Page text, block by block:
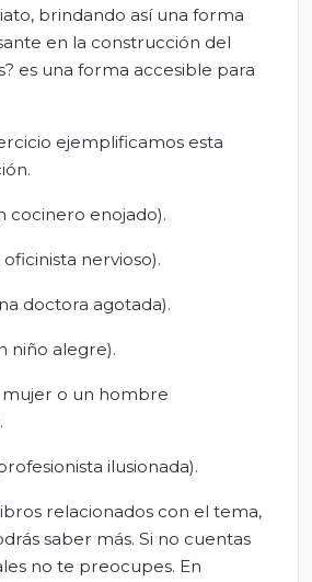
brindando así una forma
en la construcción del
es una forma accesible para
ejemplificamos esta
cocinero enojado).
nervioso).
doctora agotada).
niño alegre).
mujer o un hombre
ilusionada).
relacionados con el tema,
saber más. Si no cuentas
no te preocupes. En